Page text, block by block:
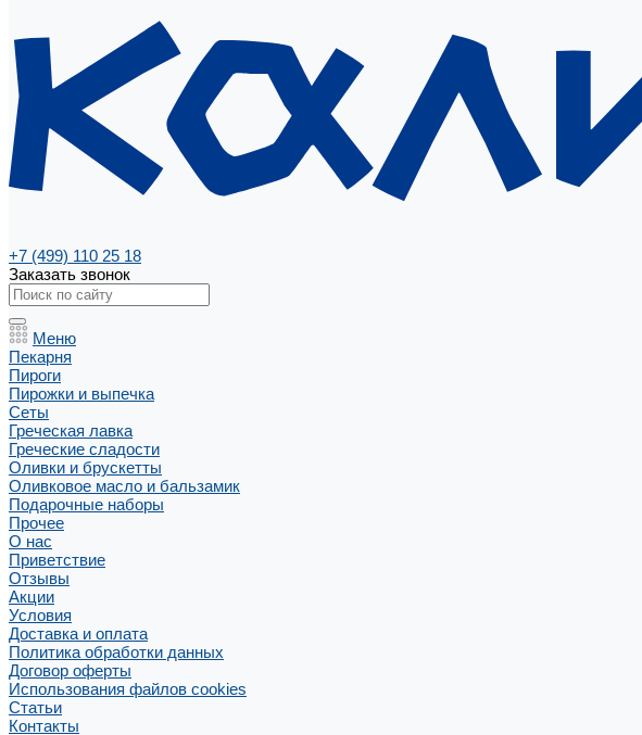
+7 (499) 110 25 18
Заказать звонок
Меню
Пекарня
Пироги
Пирожки и выпечка
Сеты
Греческая лавка
Греческие сладости
Оливки и брускетты
Оливковое масло и бальзамик
Подарочные наборы
Прочее
О нас
Приветствие
Отзывы
Акции
Условия
Доставка и оплата
Политика обработки данных
Договор оферты
Использования файлов cookies
Статьи
Контакты